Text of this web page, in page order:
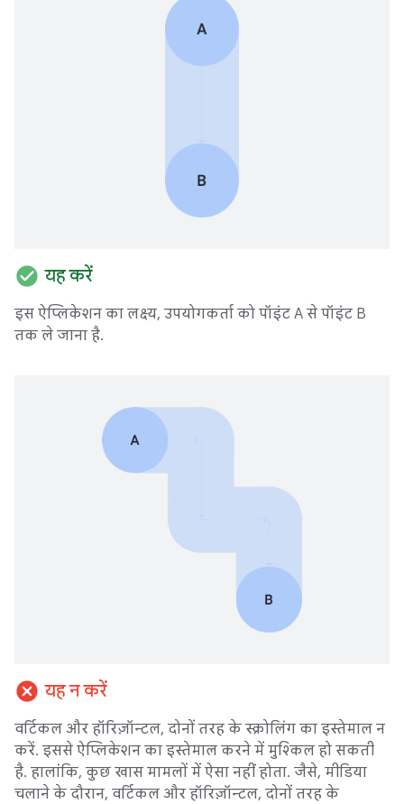
check_circle यह करें
इस ऐप्लिकेशन का लक्ष्य, उपयोगकर्ता को पॉइंट A से पॉइंट B
तक ले जाना है.
cancel यह न करें
वर्टिकल और हॉरिज़ॉन्टल, दोनों तरह के स्क्रोलिंग का इस्तेमाल न
करें. इससे ऐप्लिकेशन का इस्तेमाल करने में मुश्किल हो सकती
है. हालांकि, कुछ खास मामलों में ऐसा नहीं होता. जैसे, मीडिया
चलाने के दौरान, वर्टिकल और हॉरिज़ॉन्टल, दोनों तरह के